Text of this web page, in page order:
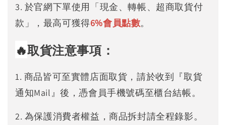
3. 於官網下單使用「現金、轉帳、超商取貨付
款」，最高可獲得6%會員點數。
🔥取貨注意事項：
1. 商品皆可至實體店面取貨，請於收到『取貨
通知Mail』後，憑會員手機號碼至櫃台結帳。
2. 為保護消費者權益，商品拆封請全程錄影。